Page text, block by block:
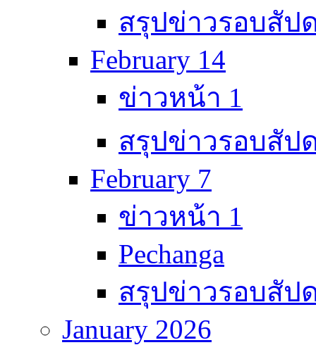
สรุปข่าวรอบสัป
February 14
ข่าวหน้า 1
สรุปข่าวรอบสัป
February 7
ข่าวหน้า 1
Pechanga
สรุปข่าวรอบสัป
January 2026